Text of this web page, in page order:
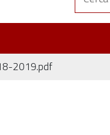
2019.pdf